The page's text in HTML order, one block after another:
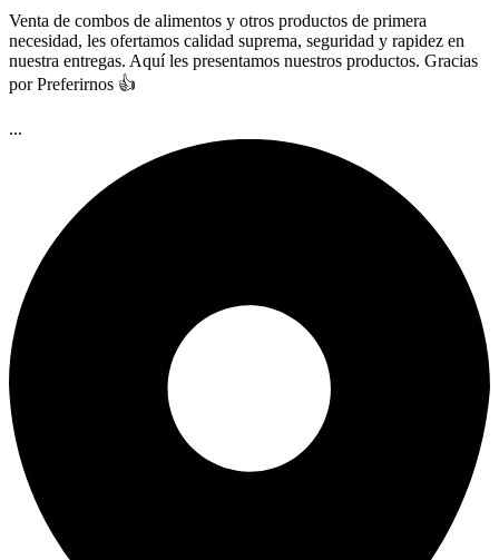
Venta de combos de alimentos y otros productos de primera
necesidad, les ofertamos calidad suprema, seguridad y rapidez en
nuestra entregas. Aquí les presentamos nuestros productos. Gracias
por Preferirnos 👍
...